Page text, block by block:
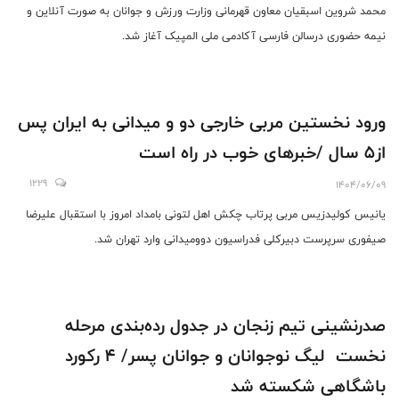
محمد شروین اسبقیان معاون قهرمانی وزارت ورزش و جوانان به صورت آنلاین و
نیمه حضوری درسالن فارسی آکادمی ملی المپیک آغاز شد.
ورود نخستین مربی خارجی دو و میدانی به ایران پس
از5 سال /خبرهای خوب در راه است
1404/06/09
1229
یانیس کولیدزیس مربی پرتاب چکش اهل لتونی بامداد امروز با استقبال علیرضا
صیفوری سرپرست دبیرکلی فدراسیون دوومیدانی وارد تهران شد.
صدرنشینی تیم زنجان در جدول رده‌بندی مرحله
نخست لیگ نوجوانان و جوانان پسر/ 4 رکورد
باشگاهی شکسته شد